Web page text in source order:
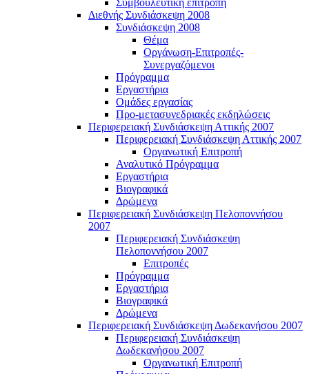
Συμβουλευτική επιτροπή
Διεθνής Συνδιάσκεψη 2008
Συνδιάσκεψη 2008
Θέμα
Οργάνωση-Επιτροπές-
Συνεργαζόμενοι
Πρόγραμμα
Εργαστήρια
Ομάδες εργασίας
Προ-μετασυνεδριακές εκδηλώσεις
Περιφερειακή Συνδιάσκεψη Αττικής 2007
Περιφερειακή Συνδιάσκεψη Αττικής 2007
Οργανωτική Επιτροπή
Αναλυτικό Πρόγραμμα
Εργαστήρια
Βιογραφικά
Δρώμενα
Περιφερειακή Συνδιάσκεψη Πελοποννήσου
2007
Περιφερειακή Συνδιάσκεψη
Πελοποννήσου 2007
Επιτροπές
Πρόγραμμα
Εργαστήρια
Βιογραφικά
Δρώμενα
Περιφερειακή Συνδιάσκεψη Δωδεκανήσου 2007
Περιφερειακή Συνδιάσκεψη
Δωδεκανήσου 2007
Οργανωτική Επιτροπή